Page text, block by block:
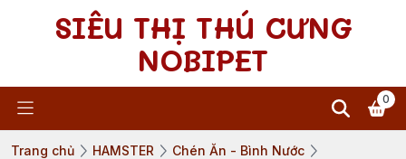
SIÊU THỊ THÚ CƯNG
NOBIPET
0
Trang chủ HAMSTER
Chén Ăn - Bình Nước